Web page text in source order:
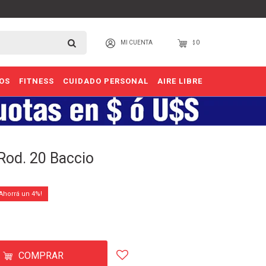
FITNESS CUIDADO PERSONAL AIRE LIBRE
$ 0
20 Baccio
4
COMPRAR